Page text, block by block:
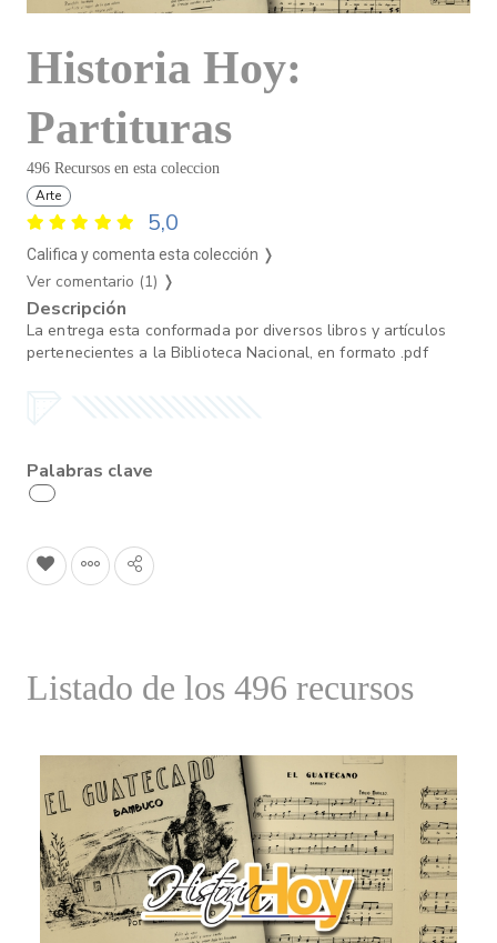
Historia Hoy:
Partituras
496 Recursos en esta coleccion
Arte
5,0
Califica y comenta esta colección ❭
Ver comentario (1) ❭
Descripción
La entrega esta conformada por diversos libros y artículos
pertenecientes a la Biblioteca Nacional, en formato .pdf
Palabras clave
Listado de los 496 recursos